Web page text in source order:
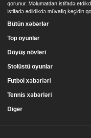
qorunur. Məlumatdan istifadə
istifadə edildikdə müvafiq keçidin
Bütün xəbərlər
Top oyunlar
Döyüş növləri
Stolüstü oyunlar
Futbol xəbərləri
Tennis xəbərləri
Digər